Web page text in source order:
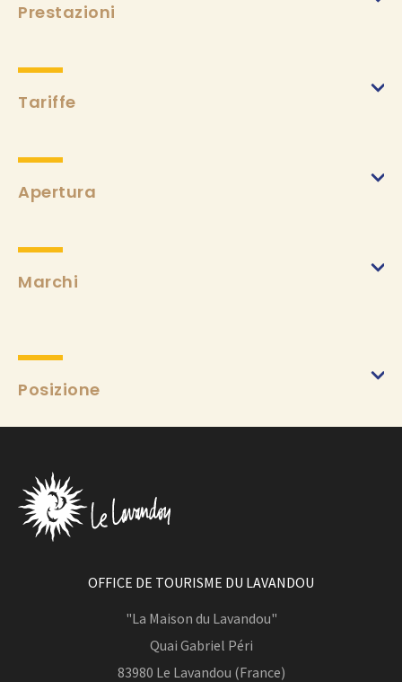
Prestazioni
Tariffe
Apertura
Marchi
Posizione
OFFICE DE TOURISME DU LAVANDOU
"La Maison du Lavandou"
Quai Gabriel Péri
83980 Le Lavandou (France)